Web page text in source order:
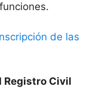
de las
Registro Civil